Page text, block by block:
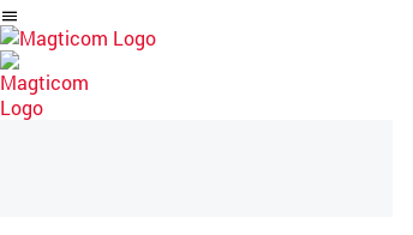
არტიკლზე
გადასვლა